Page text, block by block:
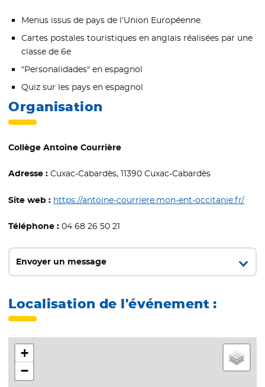
Menus issus de pays de l’Union Européenne.
Cartes postales touristiques en anglais réalisées par une
classe de 6e
"Personalidades" en espagnol
Quiz sur les pays en espagnol
Organisation
Collège Antoine Courrière
Adresse : Cuxac-Cabardès, 11390 Cuxac-Cabardès
Site web : https://antoine-courriere.mon-ent-occitanie.fr/
Téléphone : 04 68 26 50 21
Envoyer un message
Localisation de l'événement :
+
−